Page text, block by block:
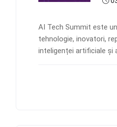
AI Tech Summit este
tehnologie, inovatori,
inteligenței artificiale și